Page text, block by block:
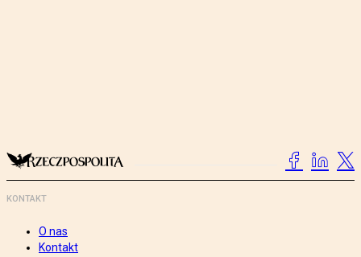
KONTAKT
O nas
Kontakt